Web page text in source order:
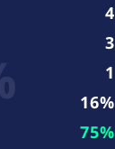
4
3
1
16%
75%